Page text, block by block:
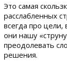
Это самая
расслабленных
всегда про
они нашу
преодолевать
решения.